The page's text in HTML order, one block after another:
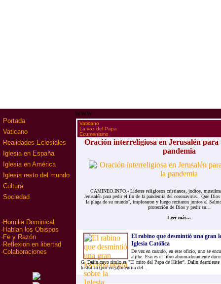
Portada
Vaticano
Realidades Eclesiales
Iglesia en España
Iglesia en América
Iglesia resto del mundo
Cultura
Sociedad
· Homilia Dominical
· Hablan los Obispos
· Fe y Razón
· Reflexion en libertad
·Colaboraciones
www
·Vaticano
·La voz del Papa
·Ecumenismo
Oración interreligiosa en Jerusalén
pandemia
CAMINEO.INFO.- Líderes religiosos cristianos, judíos,
Jerusalén para pedir el fin de la pandemia del coronavirus. ¨Que
la plaga de su mundo¨, imploraron y luego recitaron juntos el
protección de Dios y pedir su...
Leer más...
El rabino que desmintió una gran
Iglesia Católica
De vez en cuando, en este oficio, uno se
aljibe. Eso es el libro abrumadoramente
G. Dalin cuyo título es "El mito del Papa de Hitler". Dalin desmiente
histórica (por vieja) mentira del...